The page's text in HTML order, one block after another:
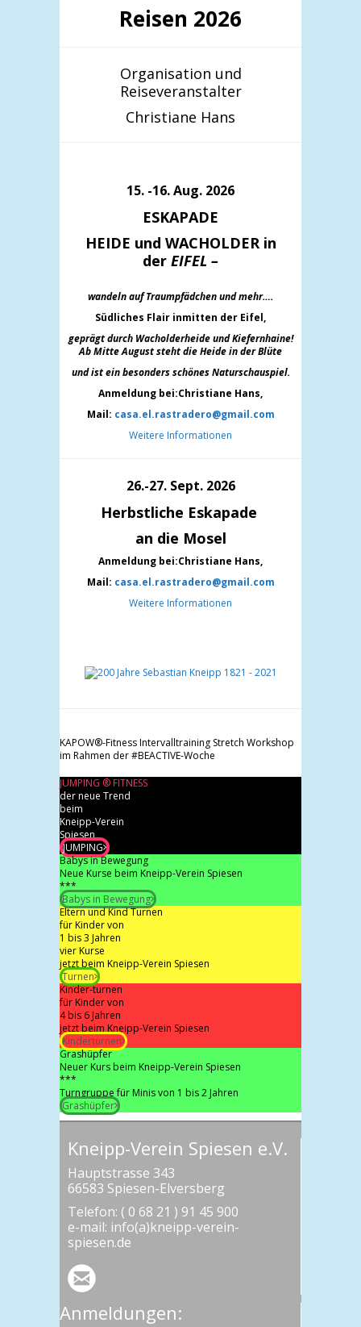
Reisen 2026
Organisation und
Reiseveranstalter
Christiane Hans
15. -16. Aug. 2026
ESKAPADE
HEIDE und WACHOLDER in
der EIFEL –
wandeln auf Traumpfädchen und mehr….
Südliches Flair inmitten der Eifel,
geprägt durch Wacholderheide und Kiefernhaine!
Ab Mitte August steht die Heide in der Blüte
und ist ein besonders schönes Naturschauspiel.
Anmeldung bei:Christiane Hans,
Mail: casa.el.rastradero@gmail.com
Weitere Informationen
26.-27. Sept. 2026
Herbstliche Eskapade
an die Mosel
Anmeldung bei:Christiane Hans,
Mail: casa.el.rastradero@gmail.com
Weitere Informationen
KAPOW®-Fitness Intervalltraining Stretch Workshop
im Rahmen der #BEACTIVE-Woche
JUMPING ® FITNESS
der neue Trend
beim
Kneipp-Verein
Spiesen
JUMPING
Babys in Bewegung
Neue Kurse beim Kneipp-Verein Spiesen
***
Babys in Bewegung
Eltern und Kind Turnen
für Kinder von
1 bis 3 Jahren
vier Kurse
jetzt beim Kneipp-Verein Spiesen
Turnen
Kinder-turnen
für Kinder von
4 bis 6 Jahren
jetzt beim Kneipp-Verein Spiesen
Kinderturnen
Grashüpfer
Neuer Kurs beim Kneipp-Verein Spiesen
***
Turngruppe für Minis von 1 bis 2 Jahren
Grashüpfer
Kneipp-Verein Spiesen e.V.
Hauptstrasse 343
66583 Spiesen-Elversberg
Telefon: ( 0 68 21 ) 91 45 900
e-mail: info(a)kneipp-verein-
spiesen.de
Anmeldungen: